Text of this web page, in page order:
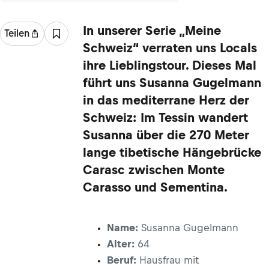
Teilen
In unserer Serie „Meine
Schweiz“ verraten uns Locals
ihre Lieblingstour. Dieses Mal
führt uns Susanna Gugelmann
in das mediterrane Herz der
Schweiz: Im Tessin wandert
Susanna über die 270 Meter
lange tibetische Hängebrücke
Carasc zwischen Monte
Carasso und Sementina.
Name: Susanna Gugelmann
Alter: 64
Beruf: Hausfrau mit